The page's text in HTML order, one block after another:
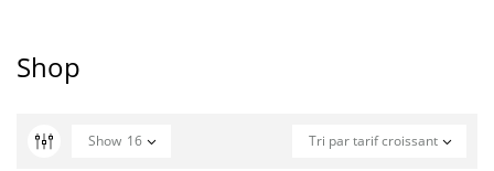
Shop
Tri par tarif croissant
Show 16